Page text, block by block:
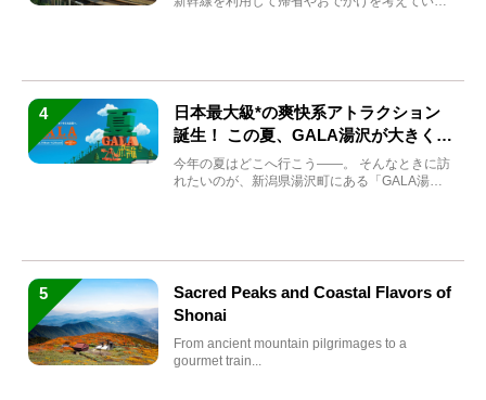
4
日本最大級*の爽快系アトラクション
誕生！ この夏、GALA湯沢が大きく生
まれ変わる
今年の夏はどこへ行こう――。 そんなときに訪
れたいのが、新潟県湯沢町にある「GALA湯
5
Sacred Peaks and Coastal Flavors of
Shonai
From ancient mountain pilgrimages to a
gourmet train...